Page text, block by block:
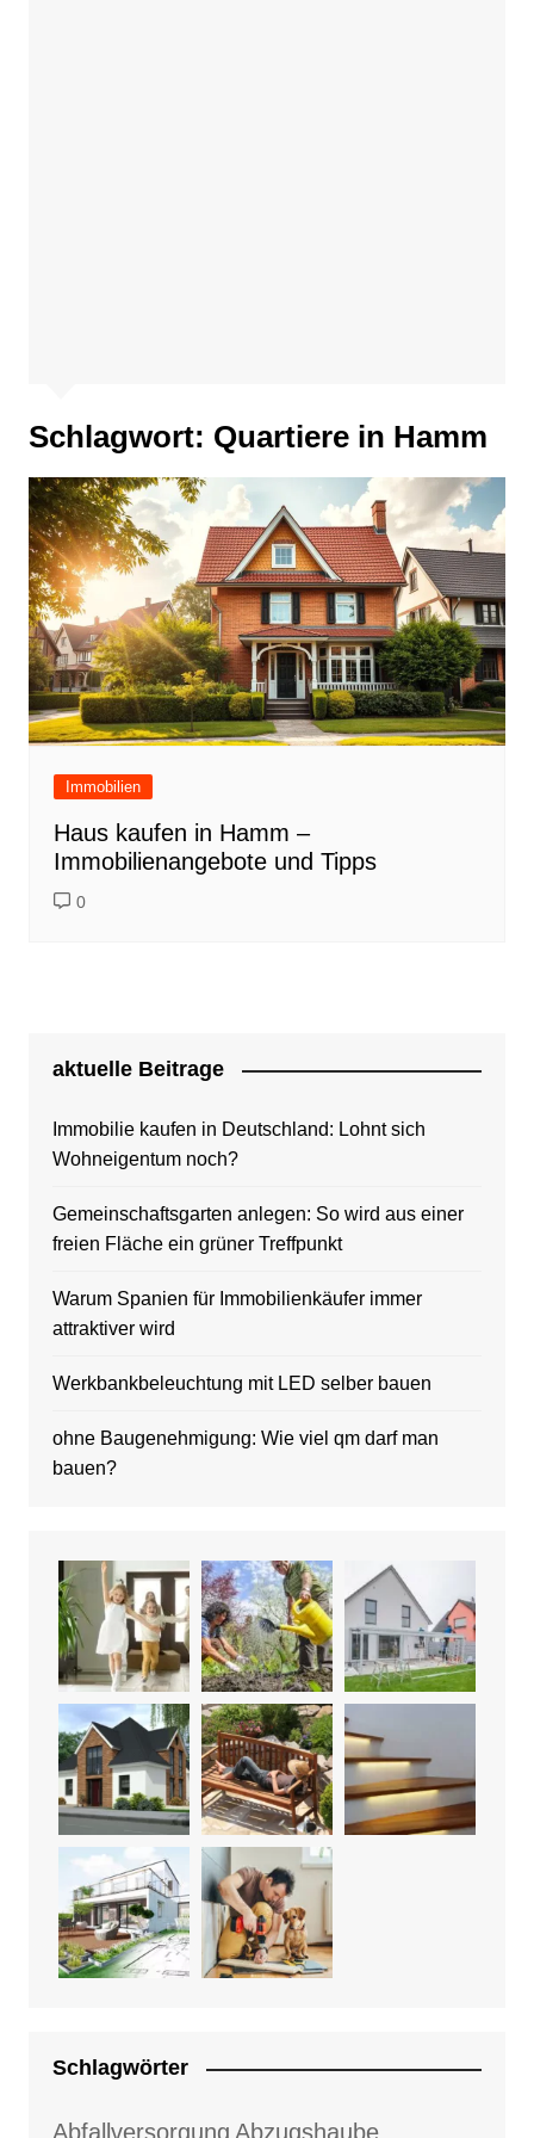
Schlagwort: Quartiere in Hamm
Immobilien
Haus kaufen in Hamm –
Immobilienangebote und Tipps
0
aktuelle Beitrage
Immobilie kaufen in Deutschland: Lohnt sich
Wohneigentum noch?
Gemeinschaftsgarten anlegen: So wird aus einer
freien Fläche ein grüner Treffpunkt
Warum Spanien für Immobilienkäufer immer
attraktiver wird
Werkbankbeleuchtung mit LED selber bauen
ohne Baugenehmigung: Wie viel qm darf man
bauen?
Schlagwörter
Abfallversorgung Abzugshaube